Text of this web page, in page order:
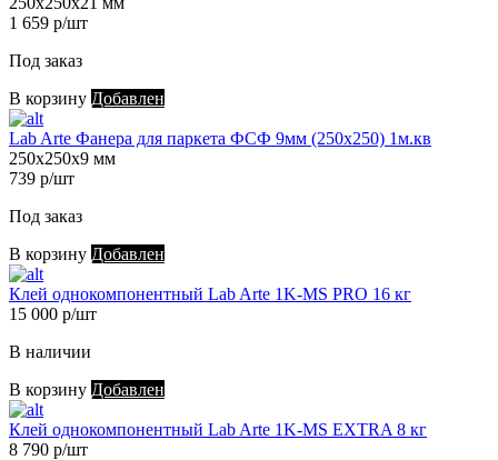
1 659 р/шт
Под заказ
В корзину Добавлен
Lab Arte Фанера для паркета ФСФ 9мм (250х250) 1м.кв
250х250х9 мм
739 р/шт
Под заказ
В корзину Добавлен
Клей однокомпонентный Lab Arte 1K-MS PRO 16 кг
15 000 р/шт
В наличии
В корзину Добавлен
Клей однокомпонентный Lab Arte 1K-MS EXTRA 8 кг
8 790 р/шт